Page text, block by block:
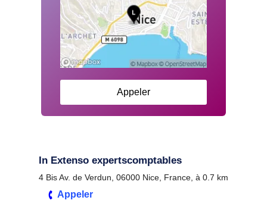
Appeler
In Extenso expertscomptables
4 Bis Av. de Verdun, 06000 Nice, France, à 0.7 km
Appeler